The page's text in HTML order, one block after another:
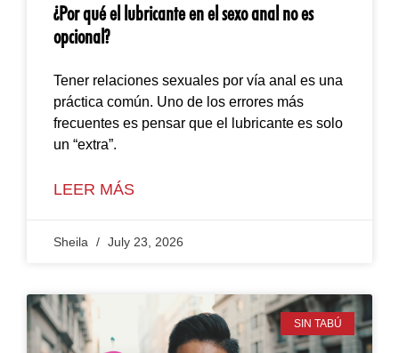
¿Por qué el lubricante en el sexo anal no es
opcional?
Tener relaciones sexuales por vía anal es una
práctica común. Uno de los errores más
frecuentes es pensar que el lubricante es solo
un “extra”.
LEER MÁS
Sheila July 23, 2026
SIN TABÚ